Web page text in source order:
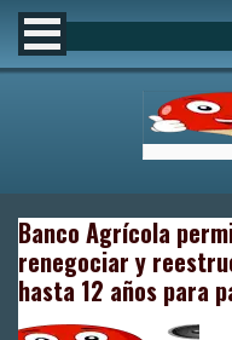
Banco Agrícola
renegociar y
hasta 12 años para